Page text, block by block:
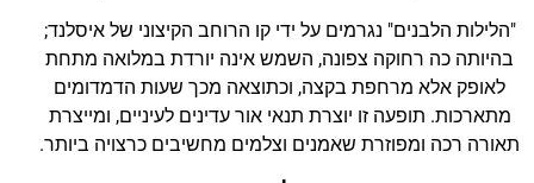
"הלילות הלבנים" נגרמים על ידי קו הרוחב הקיצוני של איסלנד;
בהיותה כה רחוקה צפונה, השמש אינה יורדת במלואה מתחת
לאופק אלא מרחפת בקצה, וכתוצאה מכך שעות הדמדומים
מתארכות. תופעה זו יוצרת תנאי אור עדינים לעיניים, ומייצרת
תאורה רכה ומפוזרת שאמנים וצלמים מחשיבים כרצויה ביותר.